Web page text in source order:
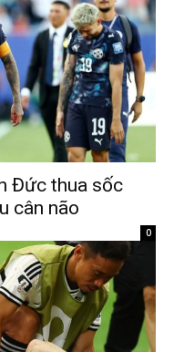
Đức thua sốc
cân não
0